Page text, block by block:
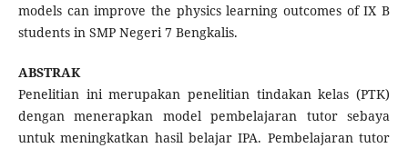
models can improve the physics learning outcomes of IX B
students in SMP Negeri 7 Bengkalis.
ABSTRAK
Penelitian ini merupakan penelitian tindakan kelas (PTK)
dengan menerapkan model pembelajaran tutor sebaya
untuk meningkatkan hasil belajar IPA. Pembelajaran tutor